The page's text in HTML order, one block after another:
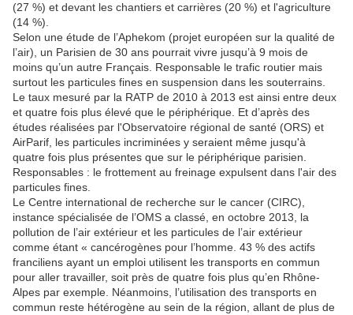
(27 %) et devant les chantiers et carrières (20 %) et l'agriculture
(14 %).
Selon une étude de l’Aphekom (projet européen sur la qualité de
l’air), un Parisien de 30 ans pourrait vivre jusqu’à 9 mois de
moins qu’un autre Français. Responsable le trafic routier mais
surtout les particules fines en suspension dans les souterrains.
Le taux mesuré par la RATP de 2010 à 2013 est ainsi entre deux
et quatre fois plus élevé que le périphérique. Et d’après des
études réalisées par l'Observatoire régional de santé (ORS) et
AirParif, les particules incriminées y seraient même jusqu'à
quatre fois plus présentes que sur le périphérique parisien.
Responsables : le frottement au freinage expulsent dans l'air des
particules fines.
Le Centre international de recherche sur le cancer (CIRC),
instance spécialisée de l’OMS a classé, en octobre 2013, la
pollution de l’air extérieur et les particules de l’air extérieur
comme étant « cancérogènes pour l’homme. 43 % des actifs
franciliens ayant un emploi utilisent les transports en commun
pour aller travailler, soit près de quatre fois plus qu’en Rhône-
Alpes par exemple. Néanmoins, l’utilisation des transports en
commun reste hétérogène au sein de la région, allant de plus de